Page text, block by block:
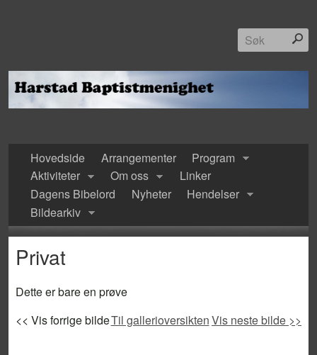
Hovedside Arrangementer
Program
Aktiviteter
Om oss
Linker
Dagens Bibelord
Nyheter
Hendelser
Bildearkiv
Privat
Dette er bare en prøve
<< Vis forrige bildeTil gallerioversiktenVis neste bilde >>